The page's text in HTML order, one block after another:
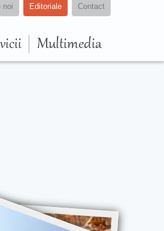
noi Editoriale Contact
Multimedia